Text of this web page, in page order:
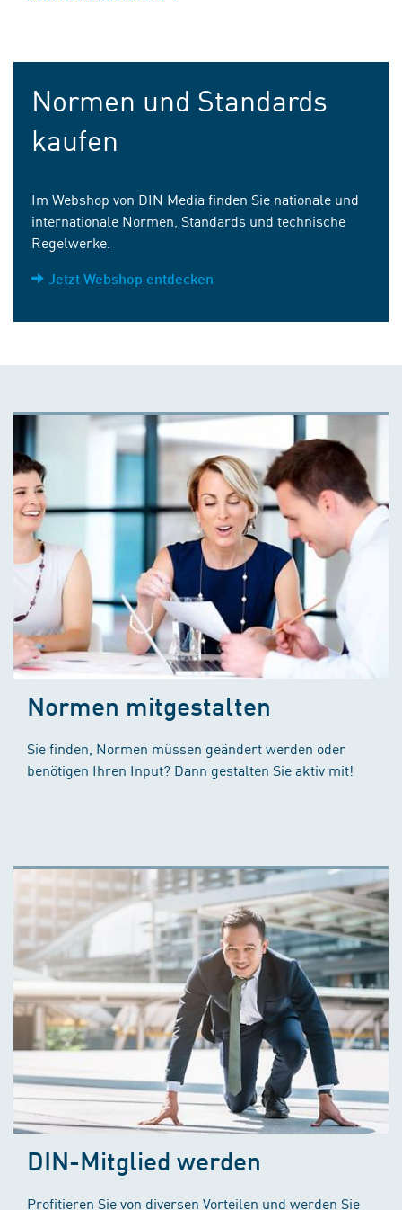
Normen und Standards
kaufen
Im Webshop von DIN Media finden Sie nationale und
internationale Normen, Standards und technische
Regelwerke.
Jetzt Webshop entdecken
Normen mitgestalten
Sie finden, Normen müssen geändert werden oder
benötigen Ihren Input? Dann gestalten Sie aktiv mit!
DIN-Mitglied werden
Profitieren Sie von diversen Vorteilen und werden Sie